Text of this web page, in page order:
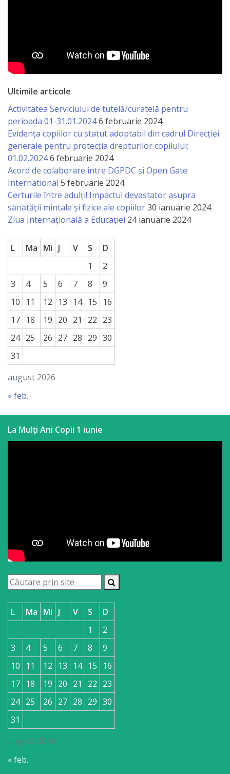
Ultimile articole
Activitatea Serviciului de tutelă/curatelă pentru
perioada 01-31.01.20246 februarie 2024
Evidența copiilor cu statut adoptabil din cadrul Direcției
generale pentru protecția drepturilor copilului:
01.02.20246 februarie 2024
Acord de colaborare între DGPDC și Open Gate
International 5 februarie 2024
Certurile între adulți! Impactul devastator asupra
sănătății mintale și fizice ale copiilor30 ianuarie 2024
Ziua Internațională a Educației 24 ianuarie 2024
august 2026
L Ma Mi J V S
D
1
2
3
4 5 6 7 8
9
10
11 12 13 14 15
16
17 18 19 20 21 22 23
24 25 26 27 28 29 30
31
« feb.
La Mulți Ani Copii 1 iunie
august 2026
L Ma Mi J V S
D
1
2
3
4 5 6 7 8
9
10
11 12 13 14 15
16
17 18 19 20 21 22 23
24 25 26 27 28 29 30
31
« feb.